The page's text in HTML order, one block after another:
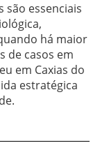
são essenciais
há maior
de casos em
em Caxias do
estratégica
.